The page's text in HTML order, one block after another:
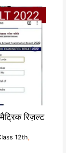
रिज़ल्ट
12th,